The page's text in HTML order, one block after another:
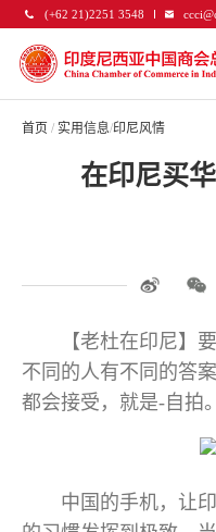
(+62 21)2251 3548
首页 / 实用信息/印尼风情
在印尼买
【老杜在印尼】要
不同的人有不同的答
都会接受，就是-自拍。
中国的手机，让印